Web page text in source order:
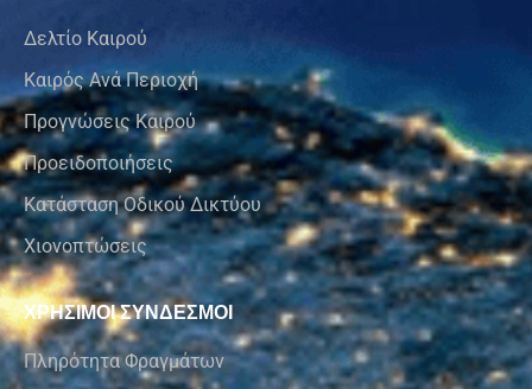
Δελτίο Καιρού
Καιρός Ανά Περιοχή
Προγνώσεις Καιρού
Προειδοποιήσεις
Κατάσταση Οδικού Δικτύου
Χιονοπτώσεις
ΧΡΗΣΙΜΟΙ ΣΥΝΔΕΣΜΟΙ
Πληρότητα Φραγμάτων